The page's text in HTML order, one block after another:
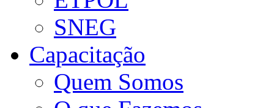
SNEG
Capacitação
Quem Somos